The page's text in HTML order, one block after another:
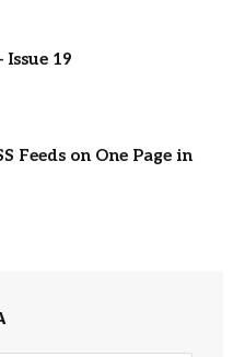
Issue 19
Feeds on One Page in